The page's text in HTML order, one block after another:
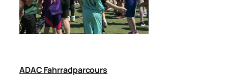
ADAC Fahrradparcours